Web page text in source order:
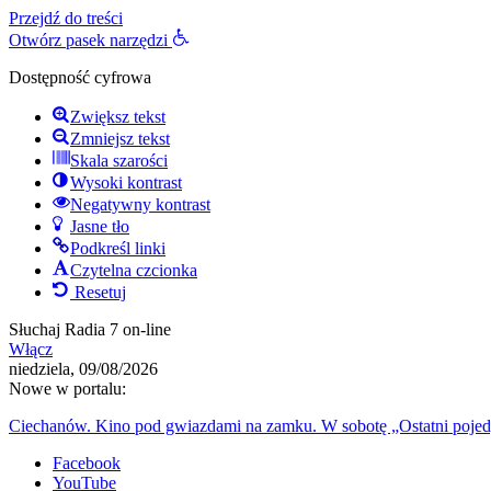
Przejdź do treści
Otwórz pasek narzędzi
Dostępność cyfrowa
Zwiększ tekst
Zmniejsz tekst
Skala szarości
Wysoki kontrast
Negatywny kontrast
Jasne tło
Podkreśl linki
Czytelna czcionka
Resetuj
Słuchaj Radia 7 on-line
Włącz
niedziela, 09/08/2026
Nowe w portalu:
Ciechanów. Kino pod gwiazdami na zamku. W sobotę „Ostatni
Facebook
YouTube